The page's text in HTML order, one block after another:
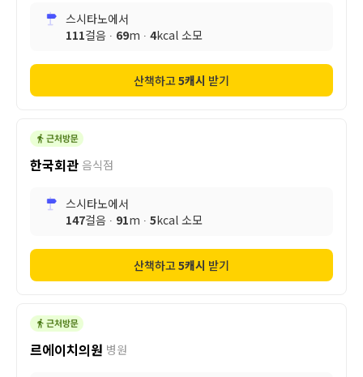
스시타노에서
111걸음 ∙ 69m ∙ 4kcal 소모
산책하고5캐시 받기
한국회관 음식점
스시타노에서
147걸음 ∙ 91m ∙ 5kcal 소모
산책하고5캐시 받기
르에이치의원 병원